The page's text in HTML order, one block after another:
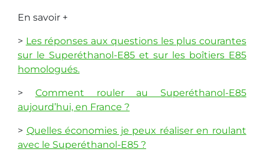
En savoir +
> Les réponses aux questions les plus courantes
sur le Superéthanol-E85 et sur les boîtiers E85
homologués.
> Comment rouler au Superéthanol-E85
aujourd’hui, en France ?
> Quelles économies je peux réaliser en roulant
avec le Superéthanol-E85 ?